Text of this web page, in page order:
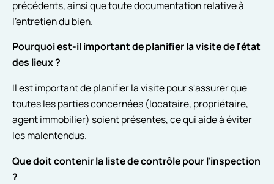
précédents, ainsi que toute documentation relative à
l'entretien du bien.
Pourquoi est-il important de planifier la visite de l'état
des lieux ?
Il est important de planifier la visite pour s'assurer que
toutes les parties concernées (locataire, propriétaire,
agent immobilier) soient présentes, ce qui aide à éviter
les malentendus.
Que doit contenir la liste de contrôle pour l'inspection
?